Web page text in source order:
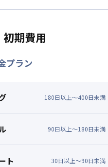
期費用
プラン
180日以上～400日未満
90日以上～180日未満
ト 30日以上～90日未満